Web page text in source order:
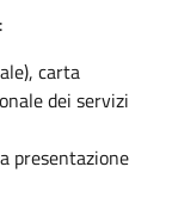
carta
dei servizi
presentazione